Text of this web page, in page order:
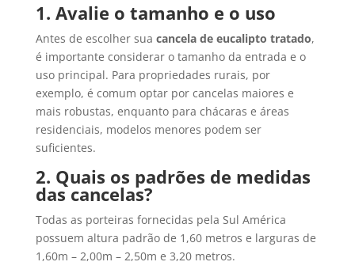
1. Avalie o tamanho e o uso
Antes de escolher sua cancela de eucalipto tratado,
é importante considerar o tamanho da entrada e o
uso principal. Para propriedades rurais, por
exemplo, é comum optar por cancelas maiores e
mais robustas, enquanto para chácaras e áreas
residenciais, modelos menores podem ser
suficientes.
2. Quais os padrões de medidas
das cancelas?
Todas as porteiras fornecidas pela Sul América
possuem altura padrão de 1,60 metros e larguras de
1,60m – 2,00m – 2,50m e 3,20 metros.